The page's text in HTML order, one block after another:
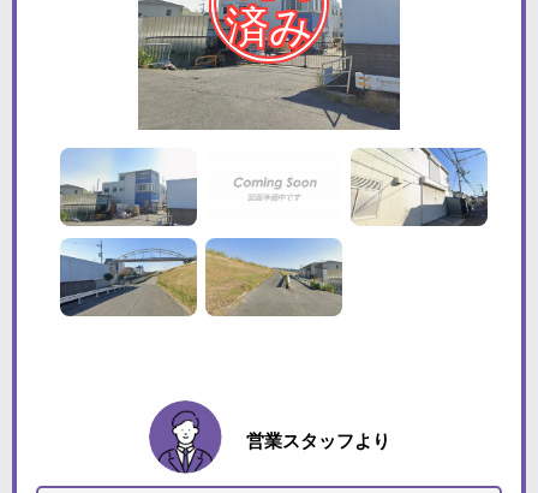
営業スタッフより